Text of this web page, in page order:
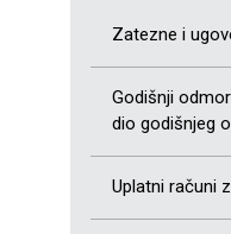
Zatezne i
Godišnji
dio godišnjeg
Uplatni računi